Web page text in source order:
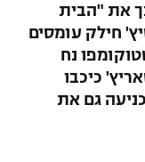
נקודות ב-80:88 וסיבך את "הבית
חילק עומסים
נח
כיכבו
הכניעה גם את